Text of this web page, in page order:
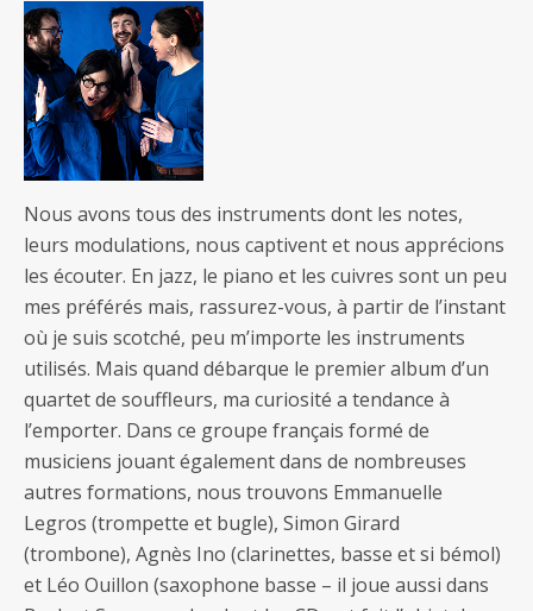
Nous avons tous des instruments dont les notes,
leurs modulations, nous captivent et nous apprécions
les écouter. En jazz, le piano et les cuivres sont un peu
mes préférés mais, rassurez-vous, à partir de l’instant
où je suis scotché, peu m’importe les instruments
utilisés. Mais quand débarque le premier album d’un
quartet de souffleurs, ma curiosité a tendance à
l’emporter. Dans ce groupe français formé de
musiciens jouant également dans de nombreuses
autres formations, nous trouvons Emmanuelle
Legros (trompette et bugle), Simon Girard
(trombone), Agnès Ino (clarinettes, basse et si bémol)
et Léo Ouillon (saxophone basse – il joue aussi dans